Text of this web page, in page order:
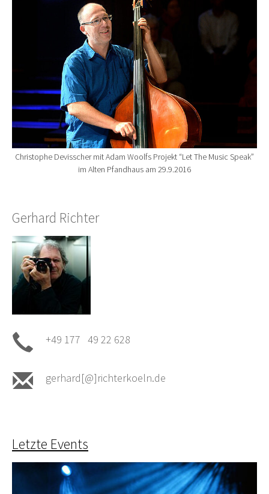
Christophe Devisscher mit Adam Woolfs Projekt “Let The Music Speak”
im Alten Pfandhaus am 29.9.2016
Gerhard Richter
+49 177 49 22 628
gerhard[@]richterkoeln.de
Letzte Events